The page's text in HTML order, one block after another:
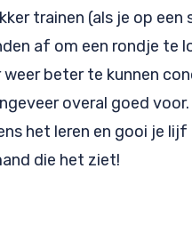
trainen (als je op
af om een rondje te
beter te kunnen
overal goed
het leren en gooi je lijf
die het ziet!